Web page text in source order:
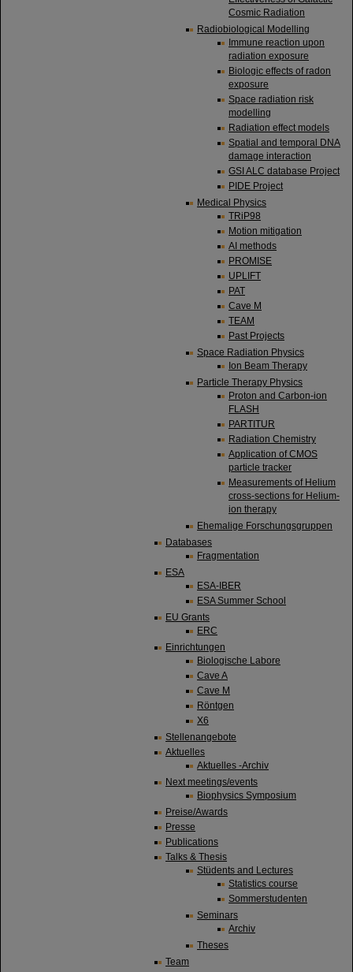
Cosmic Radiation
Radiobiological Modelling
Immune reaction upon
radiation exposure
Biologic effects of radon
exposure
Space radiation risk
modelling
Radiation effect models
Spatial and temporal DNA
damage interaction
GSI ALC database Project
PIDE Project
Medical Physics
TRiP98
Motion mitigation
AI methods
PROMISE
UPLIFT
PAT
Cave M
TEAM
Past Projects
Space Radiation Physics
Ion Beam Therapy
Particle Therapy Physics
Proton and Carbon-ion
FLASH
PARTITUR
Radiation Chemistry
Application of CMOS
particle tracker
Measurements of Helium
cross-sections for Helium-
ion therapy
Ehemalige Forschungsgruppen
Databases
Fragmentation
ESA
ESA-IBER
ESA Summer School
EU Grants
ERC
Einrichtungen
Biologische Labore
Cave A
Cave M
Röntgen
X6
Stellenangebote
Aktuelles
Aktuelles -Archiv
Next meetings/events
Biophysics Symposium
Preise/Awards
Presse
Publications
Talks & Thesis
Stüdents and Lectures
Statistics course
Sommerstudenten
Seminars
Archiv
Theses
Team